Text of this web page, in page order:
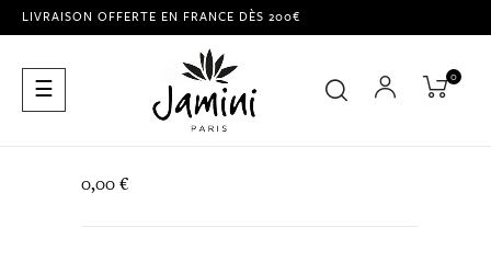
LIVRAISON OFFERTE EN FRANCE DÈS 200€
Basculer
la
☰ 0
0,00 €